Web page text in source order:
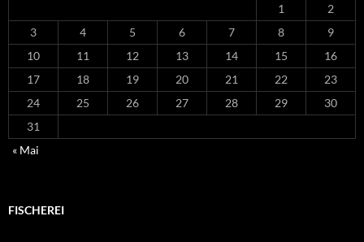
1
2
3
4 5 6 7 8
9
10
11 12 13 14 15
16
17
18 19 20 21 22
23
24
25 26 27 28 29
30
31
« Mai
FISCHEREI